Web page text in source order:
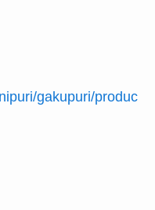
gakupuri/produc